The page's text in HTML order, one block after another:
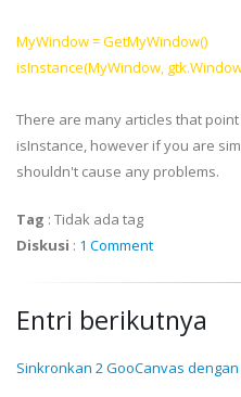
MyWindow=GetMyWindow()
isInstance(MyWindow, gtk
There are many articles that
isInstance, however if you are
shouldn't cause any problems.
Tag : Tidak ada tag
Diskusi : 1 Comment
Entri berikutnya
Sinkronkan 2 GooCanvas